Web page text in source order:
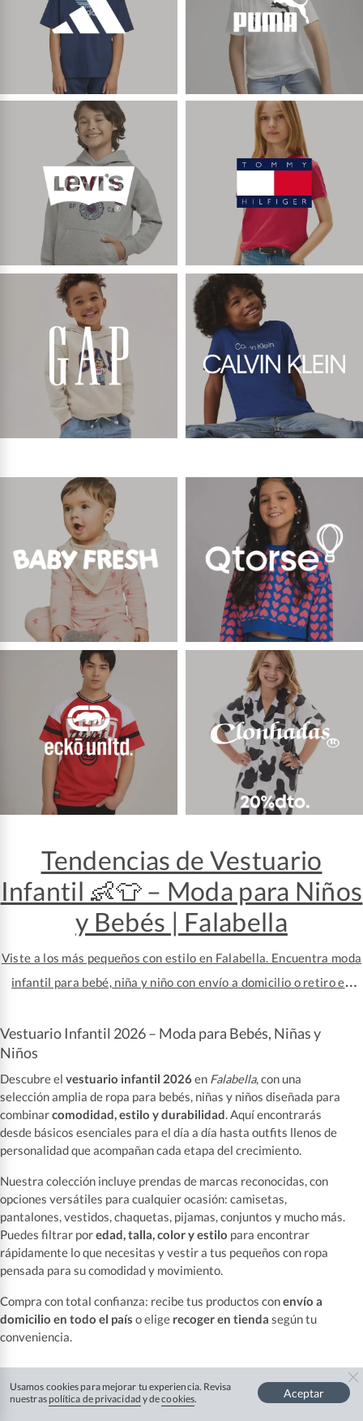
Tendencias de Vestuario
Infantil 👶👕 – Moda para Niños
y Bebés | Falabella
Viste a los más pequeños con estilo en Falabella. Encuentra moda
infantil para bebé, niña y niño con envío a domicilio o retiro en
Vestuario Infantil 2026 – Moda para Bebés, Niñas y
Niños
Descubre el vestuario infantil 2026en Falabella, con una
selección amplia de ropa para bebés, niñas y niños diseñada para
combinarcomodidad, estilo y durabilidad. Aquí encontrarás
desde básicos esenciales para el día a día hasta outfits llenos de
personalidad que acompañan cada etapa del crecimiento.
Nuestra colección incluye prendas de marcas reconocidas, con
opciones versátiles para cualquier ocasión: camisetas,
pantalones, vestidos, chaquetas, pijamas, conjuntos y mucho más.
Puedes filtrar poredad, talla, color y estilo para encontrar
rápidamente lo que necesitas y vestir a tus pequeños con ropa
pensada para su comodidad y movimiento.
Compra con total confianza: recibe tus productos conenvío a
domicilio en todo el país o elige recoger en tienda según tu
conveniencia.
👶👧👦 DESTACADOS – Categorías de Vestuario
Infantil
Usamos cookies para mejorar tu experiencia. Revisa
nuestras política de privacidad y decookies. Aceptar